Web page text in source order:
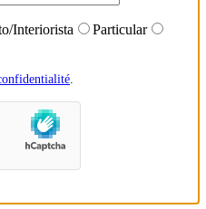
Interiorista
Particular
.